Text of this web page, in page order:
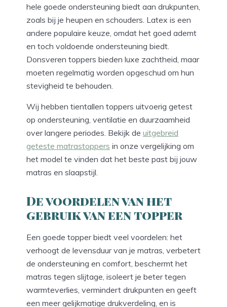
hele goede ondersteuning biedt aan drukpunten,
zoals bij je heupen en schouders. Latex is een
andere populaire keuze, omdat het goed ademt
en toch voldoende ondersteuning biedt.
Donsveren toppers bieden luxe zachtheid, maar
moeten regelmatig worden opgeschud om hun
stevigheid te behouden.
Wij hebben tientallen toppers uitvoerig getest
op ondersteuning, ventilatie en duurzaamheid
over langere periodes. Bekijk de uitgebreid
geteste matrastoppers in onze vergelijking om
het model te vinden dat het beste past bij jouw
matras en slaapstijl.
De voordelen van het
gebruik van een topper
Een goede topper biedt veel voordelen: het
verhoogt de levensduur van je matras, verbetert
de ondersteuning en comfort, beschermt het
matras tegen slijtage, isoleert je beter tegen
warmteverlies, vermindert drukpunten en geeft
een meer gelijkmatige drukverdeling, en is